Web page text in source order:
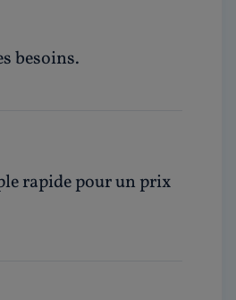
besoins.
rapide pour un prix